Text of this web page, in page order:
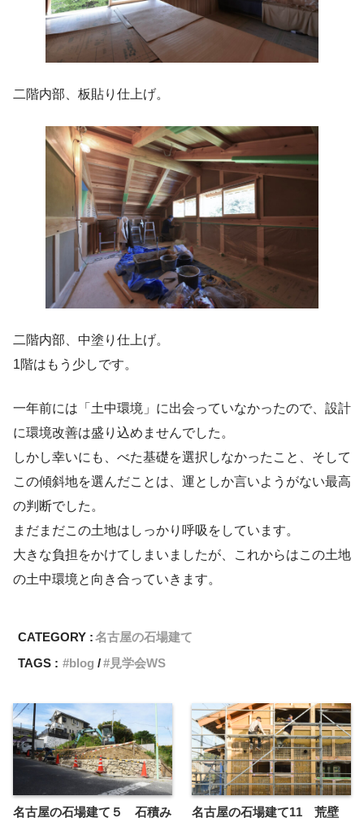
二階内部、板貼り仕上げ。
二階内部、中塗り仕上げ。
1階はもう少しです。
一年前には「土中環境」に出会っていなかったので、設計
に環境改善は盛り込めませんでした。
しかし幸いにも、べた基礎を選択しなかったこと、そして
この傾斜地を選んだことは、運としか言いようがない最高
の判断でした。
まだまだこの土地はしっかり呼吸をしています。
大きな負担をかけてしまいましたが、これからはこの土地
の土中環境と向き合っていきます。
CATEGORY :名古屋の石場建て
TAGS :
blog 見学会WS
名古屋の石場建て５ 石積み 名古屋の石場建て11 荒壁